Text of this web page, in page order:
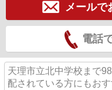
メールで
電話
天理市立北中学校まで
配されている方にもお